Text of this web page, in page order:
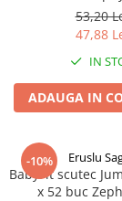
frumusete
Ingrijire ten
Ingrijire maini si
Ingrijire par
Scutece adulti
Igiena intima
53,20
47,88
IN
ADAUGA IN
-10% Eruslu
BabyFit scutec
x 52 buc